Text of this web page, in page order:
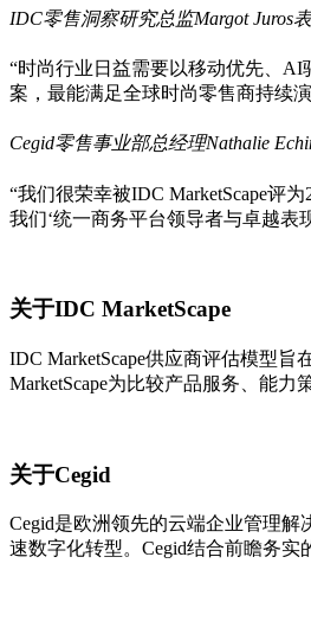
IDC零售洞察研究总监Margot Juros
“时尚行业日益需要以移动优先、
案，最能满足全球时尚零售商持续
Cegid零售事业部总经理Nathalie
“我们很荣幸被IDC MarketScape评
我们‘统一商务平台领导者与卓越表
关于IDC MarketScape
IDC MarketScape供应商评估模型
MarketScape为比较产品服务、能
关于Cegid
Cegid是欧洲领先的云端企业管理
速数字化转型。Cegid结合前瞻务